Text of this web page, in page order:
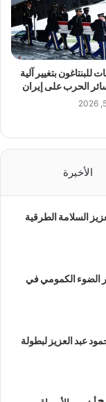
للبنتاغون بتغيير آلية
الحرب على إيران
الأخيرة
السلامة الطرقية
الضوء الكمومي في
عبد العزيز لبطولة